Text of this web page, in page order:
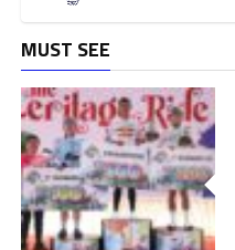
MUST SEE